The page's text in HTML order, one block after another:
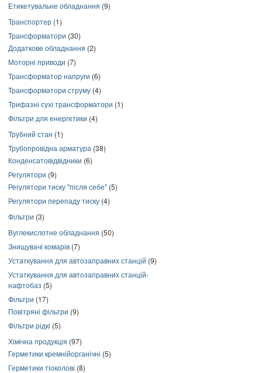
Етикетувальне обладнання (9)
Транспортер (1)
Трансформатори (30)
Додаткове обладнання (2)
Моторні приводи (7)
Трансформатор напруги (6)
Трансформатори струму (4)
Трифазні сухі трансформатори (1)
Фільтри для енергетики (4)
Трубний стан (1)
Трубопровідна арматура (38)
Конденсатовідвідники (6)
Регулятори (9)
Регулятори тиску "після себе" (5)
Регулятори перепаду тиску (4)
Фільтри (3)
Вуглекислотне обладнання (50)
Знищувачі комарів (7)
Устаткування для автозаправних станцій (9)
Устаткування для автозаправних станцій-
нафтобаз (5)
Фільтри (17)
Повітряні фільтри (9)
Фільтри рідкі (5)
Хімічна продукція (97)
Герметики кремнійорганічні (5)
Герметики тіоколові (8)